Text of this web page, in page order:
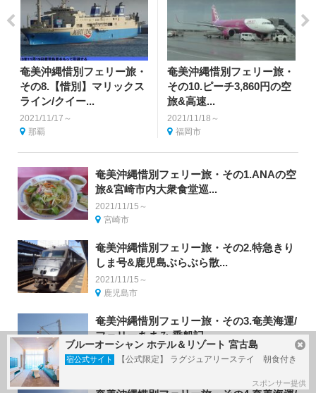
奄美沖縄惜別フェリー旅・
その8.【惜別】マリックス
ライン/クイー...
2021/11/17～
那覇
奄美沖縄惜別フェリー旅・
その10.ピーチ3,860円の空
旅&高速...
2021/11/18～
福岡市
奄美沖縄惜別フェリー旅・その1.ANAの空
旅&宮崎市内大衆食堂巡...
2021/11/15～
宮崎市
奄美沖縄惜別フェリー旅・その2.特急きり
しま号&鹿児島ぶらぶら散...
2021/11/15～
鹿児島市
奄美沖縄惜別フェリー旅・その3.奄美海運/
フェリーあまみ 乗船記...
2021/11/15～
鹿児島市
ブルーオーシャン ホテル＆リゾート 宮古島
宿公式サイト 【公式限定】 ラグジュアリーステイ 朝食付き
スポンサー提供